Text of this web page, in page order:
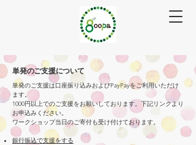
単発のご支援について
単発のご支援は口座振り込みおよびPayPayをご利用いただけ
ます。
1000円以上でのご支援をお願いしております。下記リンクより
お申込みください。
ワークショップ当日のご寄付も受け付けております。
銀行振込で支援をする